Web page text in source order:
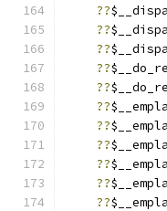
??
??
??
??
??
??
??
??
??
??
??